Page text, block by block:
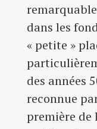
dans les
« petite »
des années
reconnue
première de